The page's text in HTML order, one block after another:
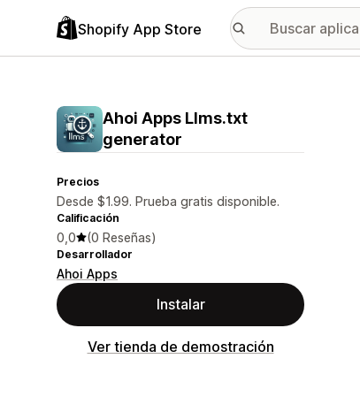
Shopify App Store
Ahoi Apps Llms.txt
generator
Precios
Desde $1.99. Prueba gratis disponible.
Calificación
0,0 (0 Reseñas)
Desarrollador
Ahoi Apps
Instalar
Ver tienda de demostración